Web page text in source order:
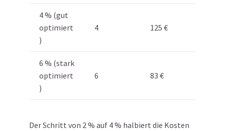
4 % (gut
optimiert
)
4 125 €
6 % (stark
optimiert
)
6 83 €
Der Schritt von 2 % auf 4 % halbiert die Kosten